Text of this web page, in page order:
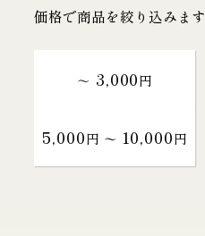
価格で商品を絞り込みます
～ 3,000円
5,000円 〜 10,000円